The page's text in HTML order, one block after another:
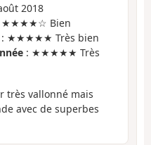
2018
★★★★☆ Bien
: ★★★★★ Très bien
: ★★★★★ Très
très vallonné mais
avec de superbes